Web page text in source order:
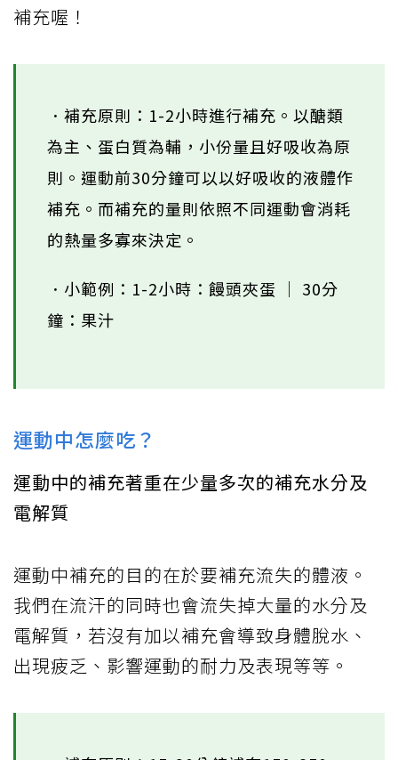
補充喔！
．補充原則：1-2小時進行補充。以醣類
為主、蛋白質為輔，小份量且好吸收為原
則。運動前30分鐘可以以好吸收的液體作
補充。而補充的量則依照不同運動會消耗
的熱量多寡來決定。
．小範例：1-2小時：饅頭夾蛋 ｜ 30分
鐘：果汁
運動中怎麼吃？
運動中的補充著重在少量多次的補充水分及
電解質
運動中補充的目的在於要補充流失的體液。
我們在流汗的同時也會流失掉大量的水分及
電解質，若沒有加以補充會導致身體脫水、
出現疲乏、影響運動的耐力及表現等等。